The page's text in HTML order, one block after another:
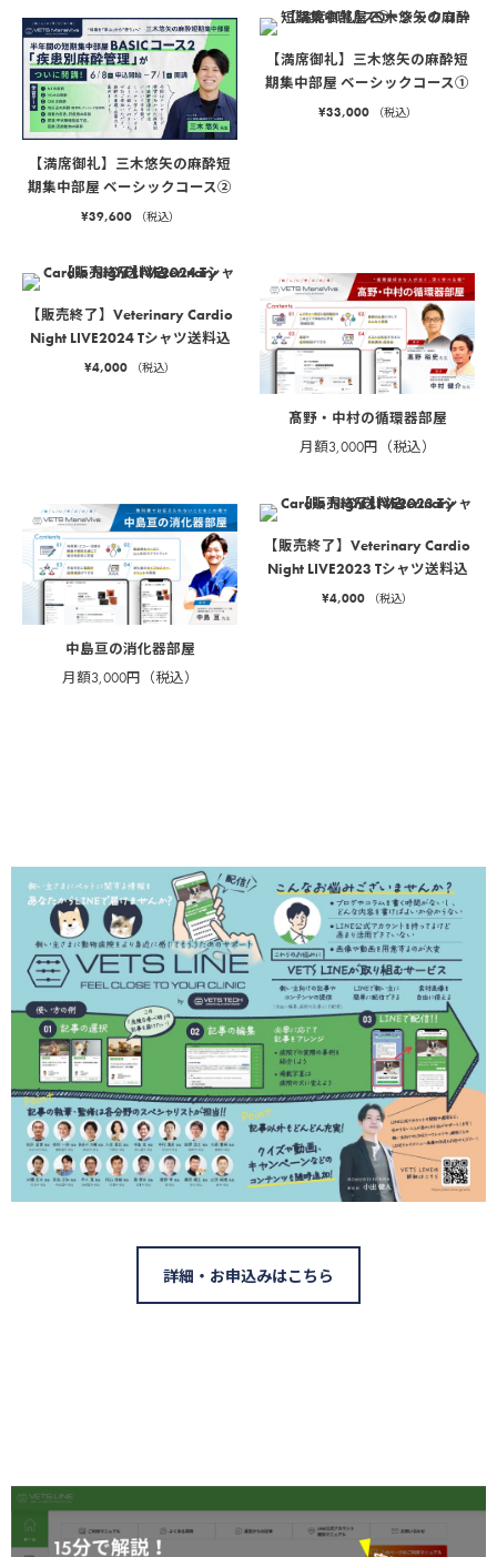
【満席御礼】三木悠矢の麻酔短
期集中部屋 ベーシックコース②
¥39,600 （税込）
【満席御礼】三木悠矢の麻酔短
期集中部屋 ベーシックコース①
¥33,000 （税込）
【販売終了】Veterinary Cardio
Night LIVE2024 Tシャツ送料込
¥4,000 （税込）
髙野・中村の循環器部屋
月額3,000円（税込）
中島亘の消化器部屋
月額3,000円（税込）
【販売終了】Veterinary Cardio
Night LIVE2023 Tシャツ送料込
¥4,000 （税込）
詳細・お申込みはこちら